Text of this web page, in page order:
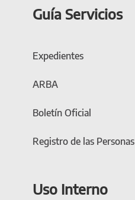
Guía Servicios
Expedientes
ARBA
Boletín Oficial
Registro de las Personas
Uso Interno